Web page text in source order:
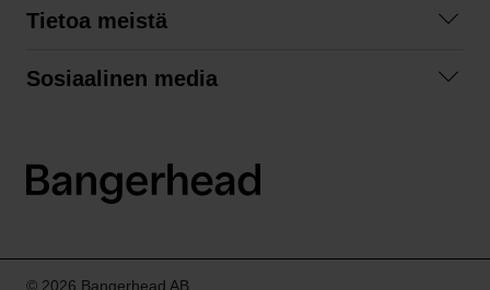
Tilausehdot
Tietoa meistä
Sosiaalinen media
LinkedIn
© 2026 Bangerhead AB